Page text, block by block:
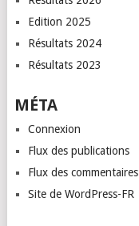
Edition 2025
Résultats 2024
Résultats 2023
MÉTA
Connexion
Flux des publications
Flux des commentaires
Site de WordPress-FR